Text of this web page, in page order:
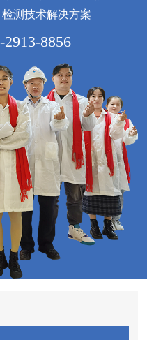
测技术解决方案
2913-8856